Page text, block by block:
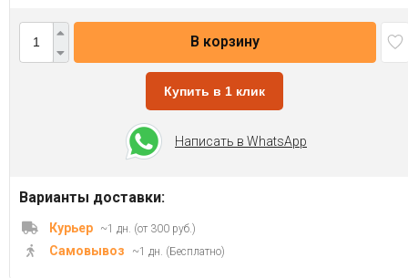
В корзину
Купить в 1 клик
Написать в WhatsApp
Варианты доставки:
Курьер ~1 дн. (от 300 руб.)
Самовывоз ~1 дн. (Бесплатно)